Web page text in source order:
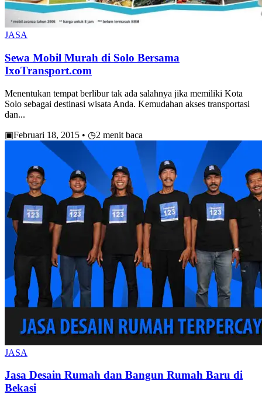
JASA
Sewa Mobil Murah di Solo Bersama
IxoTransport.com
Menentukan tempat berlibur tak ada salahnya jika memiliki Kota
Solo sebagai destinasi wisata Anda. Kemudahan akses transportasi
dan...
▣Februari 18, 2015 • ◷2 menit baca
JASA
Jasa Desain Rumah dan Bangun Rumah Baru di
Bekasi